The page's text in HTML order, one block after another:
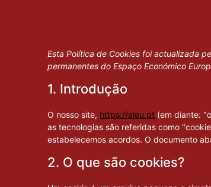
Esta Política de Cookies foi actualizada
permanentes do Espaço Económico
1. Introdução
O nosso site, https://aleu.pt (em diante:
as tecnologias são referidas como
estabelecemos acordos. O documento
2. O que são cookies?